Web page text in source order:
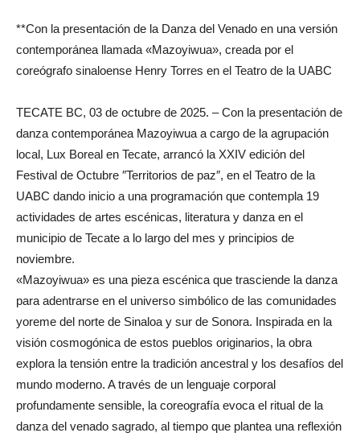
**Con la presentación de la Danza del Venado en una versión
contemporánea llamada «Mazoyiwua», creada por el
coreógrafo sinaloense Henry Torres en el Teatro de la UABC
TECATE BC, 03 de octubre de 2025. – Con la presentación de
danza contemporánea Mazoyiwua a cargo de la agrupación
local, Lux Boreal en Tecate, arrancó la XXIV edición del
Festival de Octubre ″Territorios de paz″, en el Teatro de la
UABC dando inicio a una programación que contempla 19
actividades de artes escénicas, literatura y danza en el
municipio de Tecate a lo largo del mes y principios de
noviembre.
«Mazoyiwua» es una pieza escénica que trasciende la danza
para adentrarse en el universo simbólico de las comunidades
yoreme del norte de Sinaloa y sur de Sonora. Inspirada en la
visión cosmogónica de estos pueblos originarios, la obra
explora la tensión entre la tradición ancestral y los desafíos del
mundo moderno. A través de un lenguaje corporal
profundamente sensible, la coreografía evoca el ritual de la
danza del venado sagrado, al tiempo que plantea una reflexión